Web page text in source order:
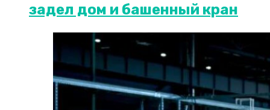
задел дом и башенный кран